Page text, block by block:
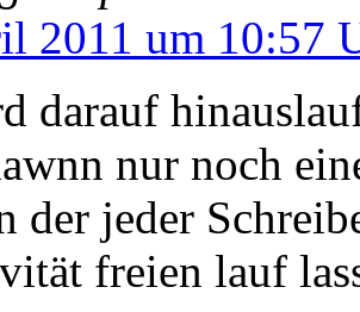
2011 um 10:57
darauf
nur noch
der jeder
freien lauf